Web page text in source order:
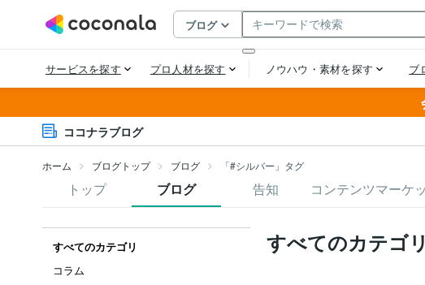
ココナラブログ
ホーム ブログトップ ブログ 「#シルバー」タグ
トップ ブログ 告知 コンテンツマーケ
すべてのカテゴリ
コラム
すべてのカテゴリ